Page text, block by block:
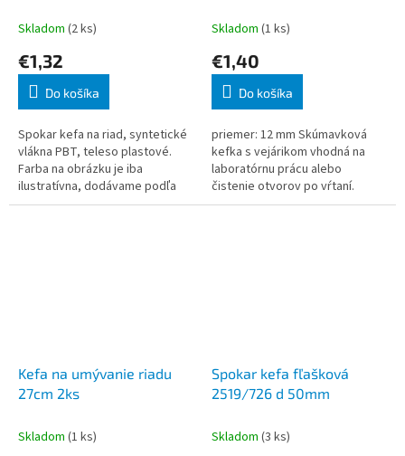
Skladom (2 ks)
€1,32
Do košíka
Spokar kefa na riad, syntetické
vlákna PBT, teleso plastové.
Farba na obrázku je iba
ilustratívna, dodávame podľa
skladovej dostupnosti.
Skladom (1 ks)
€1,40
Do košíka
priemer: 12 mm Skúmavková
kefka s vejárikom vhodná na
laboratórnu prácu alebo
čistenie otvorov po vŕtaní.
Kefa na umývanie riadu
27cm 2ks
Skladom (1 ks)
Spokar kefa fľašková
2519/726 d 50mm
Skladom (3 ks)